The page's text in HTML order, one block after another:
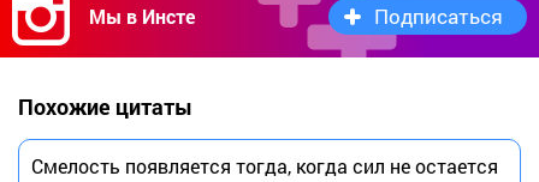
Мы в Инсте Подписаться
Похожие цитаты
Смелость появляется тогда, когда сил не остается